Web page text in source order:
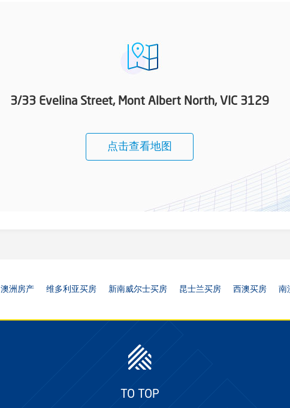
3/33 Evelina Street, Mont Albert North, VIC 3129
点击查看地图
澳洲房产 维多利亚买房 新南威尔士买房 昆士兰买房 西澳买房 南
TO TOP